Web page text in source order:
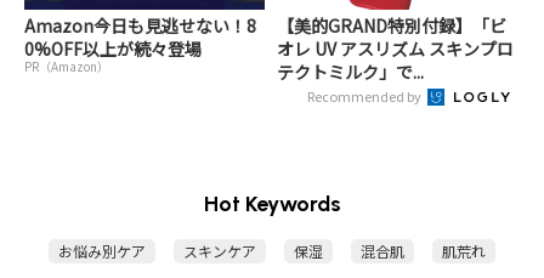
Amazon今日も見逃せない！8
0%OFF以上が続々登場
PR（Amazon）
【美的GRAND特別付録】「ビ
オレ UV アスリズム スキンプロ
テクトミルク」で...
Recommended by
Hot Keywords
お悩み別ケア スキンケア 保湿 混合肌
肌荒れ